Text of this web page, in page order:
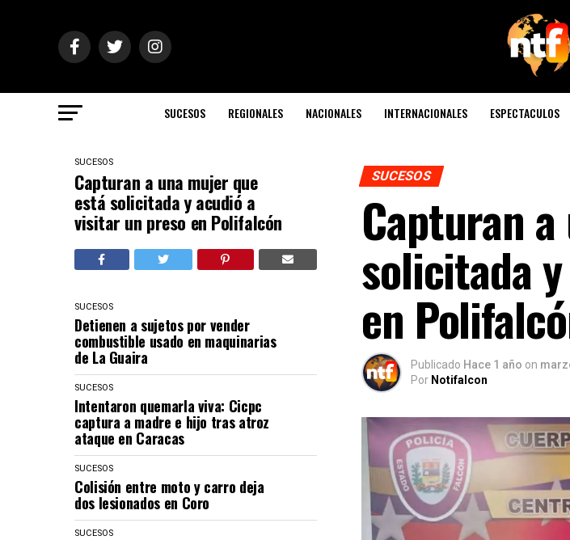
SUCESOS REGIONALES NACIONALES INTERNACIONALES ESPECTACULOS
SUCESOS
Capturan a una mujer que
está solicitada y acudió a
visitar un preso en Polifalcón
SUCESOS
Detienen a sujetos por vender
combustible usado en maquinarias
de La Guaira
SUCESOS
Intentaron quemarla viva: Cicpc
captura a madre e hijo tras atroz
ataque en Caracas
SUCESOS
Colisión entre moto y carro deja
dos lesionados en Coro
SUCESOS
SUCESOS
Capturan
solicitada
en
Publicado Hace 1 año on
Por Notifalcon